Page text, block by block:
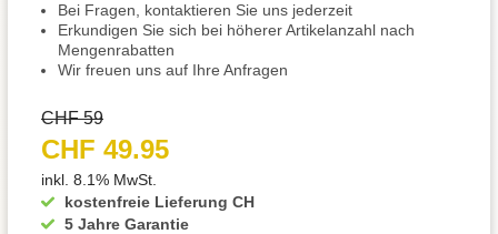
Bei Fragen, kontaktieren Sie uns jederzeit
Erkundigen Sie sich bei höherer Artikelanzahl nach
Mengenrabatten
Wir freuen uns auf Ihre Anfragen
kostenfreie Lieferung CH
5 Jahre Garantie
CHF 59
CHF 49.95
inkl. 8.1% MwSt.